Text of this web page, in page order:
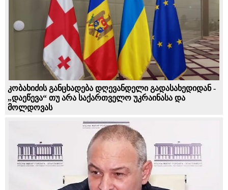
კობახიძის განცხადება დღევანდელი გადასახედიდან -
„დაეწევა“ თუ არა საქართველო უკრაინასა და
მოლდოვას